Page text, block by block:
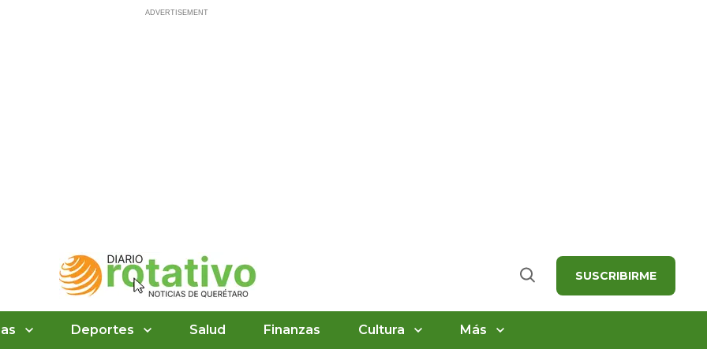
Buscar SUSCRIBIRME
Deportes Salud Finanzas Cultura Más